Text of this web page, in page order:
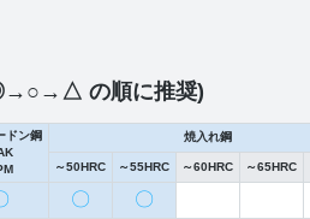
の順に推奨)
ドン鋼
焼入れ鋼
～50HRC
～55HRC ～60HRC ～65HRC
〇 〇